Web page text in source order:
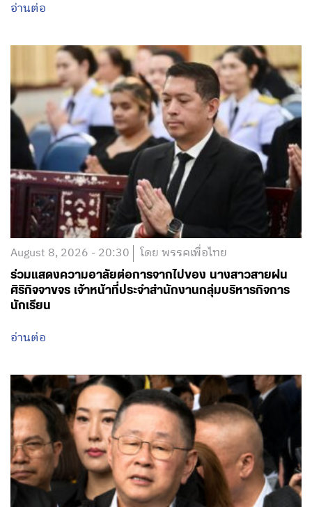
อ่านต่อ
August 8, 2026 - 20:30 โดย พรรคเพื่อไทย
ร่วมแสดงความอาลัยต่อการจากไปของ นางสาวสายฝน
ศิริกิจจาขจร เจ้าหน้าที่ประจำสำนักงานกลุ่มบริหารกิจการ
นักเรียน
อ่านต่อ